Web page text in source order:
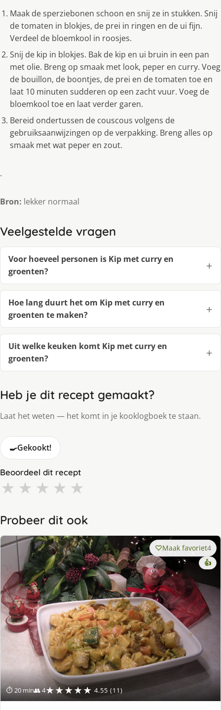
Maak de sperziebonen schoon en snij ze in stukken. Snij
de tomaten in blokjes, de prei in ringen en de ui fijn.
Verdeel de bloemkool in roosjes.
Snij de kip in blokjes. Bak de kip en ui bruin in een pan
met olie. Breng op smaak met look, peper en curry. Voeg
de bouillon, de boontjes, de prei en de tomaten toe en
laat 10 minuten sudderen op een zacht vuur. Voeg de
bloemkool toe en laat verder garen.
Bereid ondertussen de couscous volgens de
gebruiksaanwijzingen op de verpakking. Breng alles op
smaak met wat peper en zout.
.
Bron: lekker normaal
Veelgestelde vragen
Voor hoeveel personen is Kip met curry en
groenten?
Hoe lang duurt het om Kip met curry en
groenten te maken?
Uit welke keuken komt Kip met curry en
groenten?
Heb je dit recept gemaakt?
Laat het weten — het komt in je kooklogboek te staan.
🍳Gekookt!
Beoordeel dit recept
★ ★ ★ ★ ★
Probeer dit ook
⏱ 20 min👥 4★★★★★ 4.55 (11)
Maak favoriet4
👍